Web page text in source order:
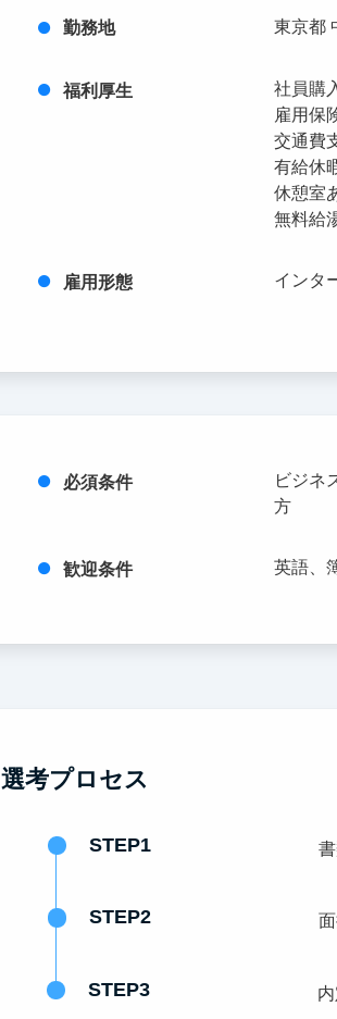
勤務地 東京都
福利厚生
社員購
雇用保
交通費
有給休
休憩室
無料給
雇用形態 インタ
必須条件
ビジネ
方
歓迎条件 英語、
選考プロセス
STEP1
STEP2
STEP3